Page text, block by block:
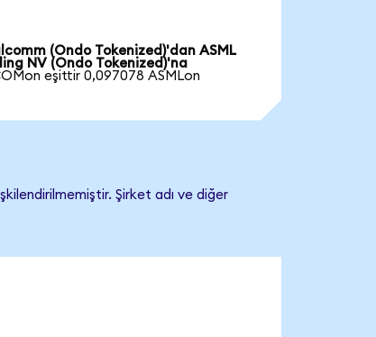
(Ondo Tokenized)'dan ASML
NV (Ondo Tokenized)'na
eşittir 0,097078 ASMLon
Şirket adı ve diğer